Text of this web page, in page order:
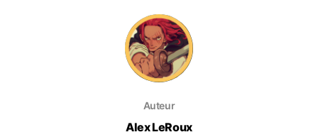
Auteur
Alex LeRoux